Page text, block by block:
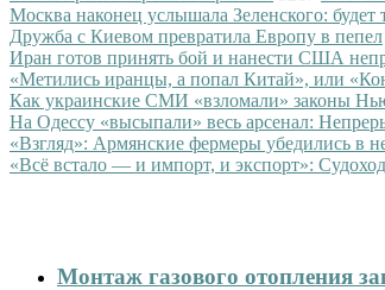
Москва наконец услышала Зеленского: будет
Дружба с Киевом превратила Европу в пепел
Иран готов принять бой и нанести США
«Метились иранцы, а попал Китай», или
Как украинские СМИ «взломали» законы
На Одессу «высыпали» весь арсенал:
«Взгляд»: Армянские фермеры убедились в
«Всё встало — и импорт, и экспорт»:
Монтаж газового отопления